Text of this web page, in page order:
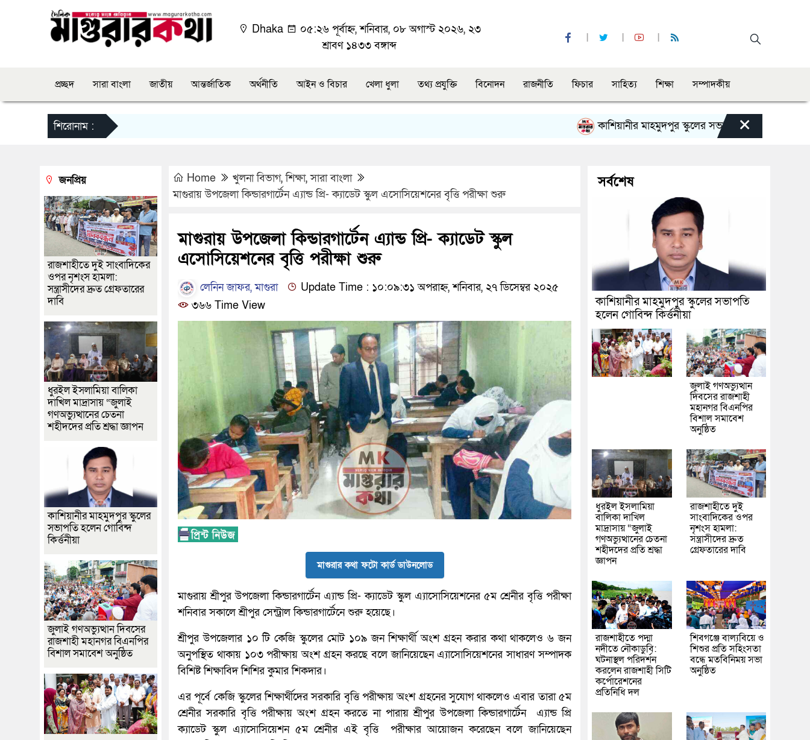
Dhaka
০৫:২৬ পূর্বাহ্ন, শনিবার, ০৮ অগাস্ট ২০২৬, ২৩
শ্রাবণ ১৪৩৩ বঙ্গাব্দ
প্রচ্ছদ সারা বাংলা জাতীয় আন্তর্জাতিক অর্থনীতি আইন ও বিচার খেলা ধুলা তথ্য প্রযুক্তি বিনোদন রাজনীতি ফিচার সাহিত্য শিক্ষা সম্পাদকীয়
শিরোনাম : কাশিয়ানীর মাহমুদপুর স্কুলের সভাপতি হলেন গোবিন্দ কির্ত্তনীয়া
×
Home খুলনা বিভাগ,শিক্ষা,সারা বাংলা
মাগুরায় উপজেলা কিন্ডারগার্টেন এ্যান্ড প্রি- ক্যাডেট স্কুল এসোসিয়েশনের বৃত্তি পরীক্ষা শুরু
মাগুরায় উপজেলা কিন্ডারগার্টেন এ্যান্ড প্রি- ক্যাডেট স্কুল
এসোসিয়েশনের বৃত্তি পরীক্ষা শুরু
লেনিন জাফর, মাগুরা
Update Time : ১০:০৯:৩১ অপরাহ্ন, শনিবার, ২৭ ডিসেম্বর ২০২৫
৩৬৬ Time View
মাগুরার কথা ফটো কার্ড ডাউনলোড
মাগুরায় শ্রীপুর উপজেলা কিন্ডারগার্টেন এ্যান্ড প্রি- ক্যাডেট স্কুল এ্যাসোসিয়েশনের ৫ম শ্রেনীর বৃত্তি পরীক্ষা
শনিবার সকালে শ্রীপুর সেন্ট্রাল কিন্ডারগার্টেনে শুরু হয়েছে।
শ্রীপুর উপজেলার ১০ টি কেজি স্কুলের মোট ১০৯ জন শিক্ষার্থী অংশ গ্রহন করার কথা থাকলেও ৬ জন
অনুপস্থিত থাকায় ১০৩ পরীক্ষায় অংশ গ্রহন করছে বলে জানিয়েছেন এ্যাসোসিয়েশনের সাধারণ সম্পাদক
বিশিষ্ট শিক্ষাবিদ শিশির কুমার শিকদার।
এর পূর্বে কেজি স্কুলের শিক্ষার্থীদের সরকারি বৃত্তি পরীক্ষায় অংশ গ্রহনের সুযোগ থাকলেও এবার তারা ৫ম
শ্রেনীর সরকারি বৃত্তি পরীক্ষায় অংশ গ্রহন করতে না পারায় শ্রীপুর উপজেলা কিন্ডারগার্টেন এ্যান্ড প্রি
ক্যাডেট স্কুল এ্যাসোসিয়েশন ৫ম শ্রেনীর এই বৃত্তি পরীক্ষার আয়োজন করেছেন বলে জানিয়েছেন
জনপ্রিয়
রাজশাহীতে দুই সাংবাদিকের
ওপর নৃশংস হামলা:
সন্ত্রাসীদের দ্রুত গ্রেফতারের
দাবি
ধুরইল ইসলামিয়া বালিকা
দাখিল মাদ্রাসায় “জুলাই
গণঅভ্যুত্থানের চেতনা
শহীদদের প্রতি শ্রদ্ধা জ্ঞাপন
কাশিয়ানীর মাহমুদপুর স্কুলের
সভাপতি হলেন গোবিন্দ
কির্ত্তনীয়া
জুলাই গণঅভ্যুত্থান দিবসের
রাজশাহী মহানগর বিএনপির
বিশাল সমাবেশ অনুষ্ঠিত
সর্বশেষ
কাশিয়ানীর মাহমুদপুর স্কুলের সভাপতি
হলেন গোবিন্দ কির্ত্তনীয়া
জুলাই গণঅভ্যুত্থান
দিবসের রাজশাহী
মহানগর বিএনপির
বিশাল সমাবেশ
অনুষ্ঠিত
ধুরইল ইসলামিয়া
বালিকা দাখিল
মাদ্রাসায় “জুলাই
গণঅভ্যুত্থানের চেতনা
শহীদদের প্রতি শ্রদ্ধা
জ্ঞাপন
রাজশাহীতে দুই
সাংবাদিকের ওপর
নৃশংস হামলা:
সন্ত্রাসীদের দ্রুত
গ্রেফতারের দাবি
রাজশাহীতে পদ্মা
নদীতে নৌকাডুবি:
ঘটনাস্থল পরিদর্শন
করলেন রাজশাহী সিটি
কর্পোরেশনের
প্রতিনিধি দল
শিবগঞ্জে বাল্যবিয়ে ও
শিশুর প্রতি সহিংসতা
বন্ধে মতবিনিময় সভা
অনুষ্ঠিত